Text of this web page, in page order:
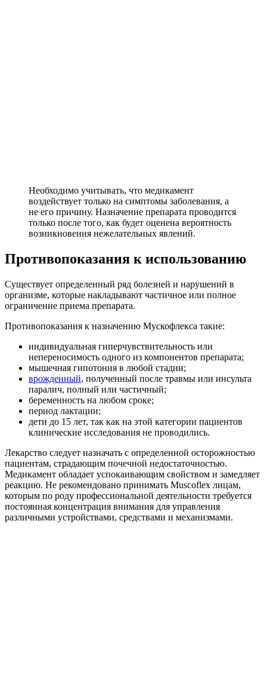
Необходимо учитывать, что медикамент
воздействует только на симптомы заболевания, а
не его причину. Назначение препарата проводится
только после того, как будет оценена вероятность
возникновения нежелательных явлений.
Противопоказания к использованию
Существует определенный ряд болезней и нарушений в
организме, которые накладывают частичное или полное
ограничение приема препарата.
Противопоказания к назначению Мускофлекса такие:
индивидуальная гиперчувствительность или
непереносимость одного из компонентов препарата;
мышечная гипотония в любой стадии;
врожденный, полученный после травмы или инсульта
паралич, полный или частичный;
беременность на любом сроке;
период лактации;
дети до 15 лет, так как на этой категории пациентов
клинические исследования не проводились.
Лекарство следует назначать с определенной осторожностью
пациентам, страдающим почечной недостаточностью.
Медикамент обладает успокаивающим свойством и замедляет
реакцию. Не рекомендовано принимать Muscoflex лицам,
которым по роду профессиональной деятельности требуется
постоянная концентрация внимания для управления
различными устройствами, средствами и механизмами.